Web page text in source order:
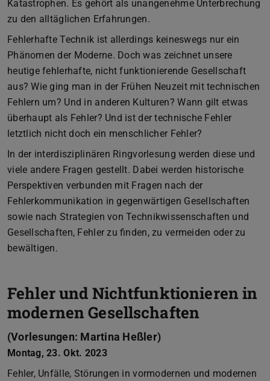
Katastrophen. Es gehört als unangenehme Unterbrechung
zu den alltäglichen Erfahrungen.
Fehlerhafte Technik ist allerdings keineswegs nur ein
Phänomen der Moderne. Doch was zeichnet unsere
heutige fehlerhafte, nicht funktionierende Gesellschaft
aus? Wie ging man in der Frühen Neuzeit mit technischen
Fehlern um? Und in anderen Kulturen? Wann gilt etwas
überhaupt als Fehler? Und ist der technische Fehler
letztlich nicht doch ein menschlicher Fehler?
In der interdisziplinären Ringvorlesung werden diese und
viele andere Fragen gestellt. Dabei werden historische
Perspektiven verbunden mit Fragen nach der
Fehlerkommunikation in gegenwärtigen Gesellschaften
sowie nach Strategien von Technikwissenschaften und
Gesellschaften, Fehler zu finden, zu vermeiden oder zu
bewältigen.
Fehler und Nichtfunktionieren in
modernen Gesellschaften
(Vorlesungen: Martina Heßler)
Montag, 23. Okt. 2023
Fehler, Unfälle, Störungen in vormodernen und modernen